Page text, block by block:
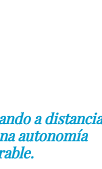
a distancia
autonomía